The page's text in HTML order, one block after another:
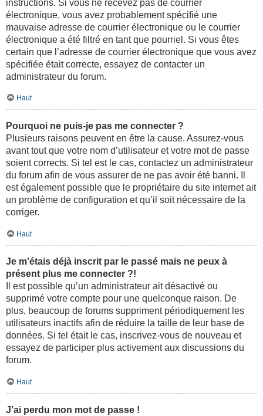
instructions. Si vous ne recevez pas de courrier
électronique, vous avez probablement spécifié une
mauvaise adresse de courrier électronique ou le courrier
électronique a été filtré en tant que pourriel. Si vous êtes
certain que l’adresse de courrier électronique que vous avez
spécifiée était correcte, essayez de contacter un
administrateur du forum.
Haut
Pourquoi ne puis-je pas me connecter ?
Plusieurs raisons peuvent en être la cause. Assurez-vous
avant tout que votre nom d’utilisateur et votre mot de passe
soient corrects. Si tel est le cas, contactez un administrateur
du forum afin de vous assurer de ne pas avoir été banni. Il
est également possible que le propriétaire du site internet ait
un problème de configuration et qu’il soit nécessaire de la
corriger.
Haut
Je m’étais déjà inscrit par le passé mais ne peux à
présent plus me connecter ?!
Il est possible qu’un administrateur ait désactivé ou
supprimé votre compte pour une quelconque raison. De
plus, beaucoup de forums suppriment périodiquement les
utilisateurs inactifs afin de réduire la taille de leur base de
données. Si tel était le cas, inscrivez-vous de nouveau et
essayez de participer plus activement aux discussions du
forum.
Haut
J’ai perdu mon mot de passe !